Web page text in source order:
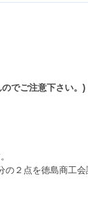
でご注意下さい。)
２点を徳島商工会